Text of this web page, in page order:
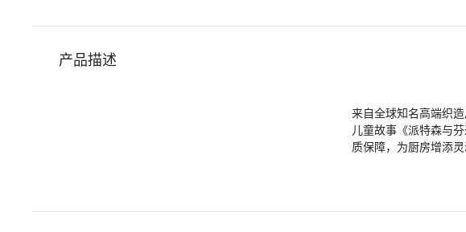
产品描述
来自全球知名高端织
儿童故事《派特森与
质保障，为厨房增添灵